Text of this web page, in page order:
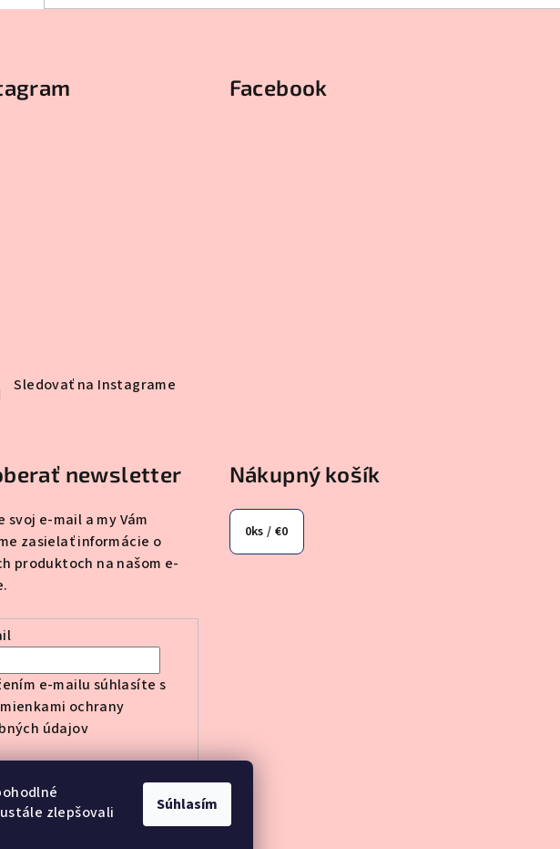
zlepšovali
Súhlasím
Sledovať na Instagrame
Facebook
newsletter
svoj e-mail a my Vám
zasielať informácie o
produktoch na našom e-
e-mailu súhlasíte s
ochrany
údajov
Prihlásiť sa
Nákupný košík
0ks / €0